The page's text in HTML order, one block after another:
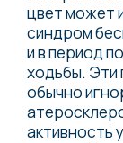
цвет может
синдром
и в период
ходьбы. Эти
обычно
активность